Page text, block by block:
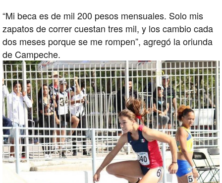
“Mi beca es de mil 200 pesos mensuales. Solo mis
zapatos de correr cuestan tres mil, y los cambio cada
dos meses porque se me rompen”, agregó la oriunda
de Campeche.